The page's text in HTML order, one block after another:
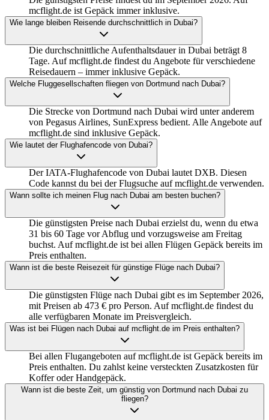
mcflight.de ist Gepäck immer inklusive.
Wie lange bleiben Reisende durchschnittlich in Dubai?
Die durchschnittliche Aufenthaltsdauer in Dubai beträgt 8
Tage. Auf mcflight.de findest du Angebote für verschiedene
Reisedauern – immer inklusive Gepäck.
Welche Fluggesellschaften fliegen von Dortmund nach Dubai?
Die Strecke von Dortmund nach Dubai wird unter anderem
von Pegasus Airlines, SunExpress bedient. Alle Angebote auf
mcflight.de sind inklusive Gepäck.
Wie lautet der Flughafencode von Dubai?
Der IATA-Flughafencode von Dubai lautet DXB. Diesen
Code kannst du bei der Flugsuche auf mcflight.de verwenden.
Wann sollte ich meinen Flug nach Dubai am besten buchen?
Die günstigsten Preise nach Dubai erzielst du, wenn du etwa
31 bis 60 Tage vor Abflug und vorzugsweise am Freitag
buchst. Auf mcflight.de ist bei allen Flügen Gepäck bereits im
Preis enthalten.
Wann ist die beste Reisezeit für günstige Flüge nach Dubai?
Die günstigsten Flüge nach Dubai gibt es im September 2026,
mit Preisen ab 473 € pro Person. Auf mcflight.de findest du
alle verfügbaren Monate im Preisvergleich.
Was ist bei Flügen nach Dubai auf mcflight.de im Preis enthalten?
Bei allen Flugangeboten auf mcflight.de ist Gepäck bereits im
Preis enthalten. Du zahlst keine versteckten Zusatzkosten für
Koffer oder Handgepäck.
Wann ist die beste Zeit, um günstig von Dortmund nach Dubai zu
fliegen?